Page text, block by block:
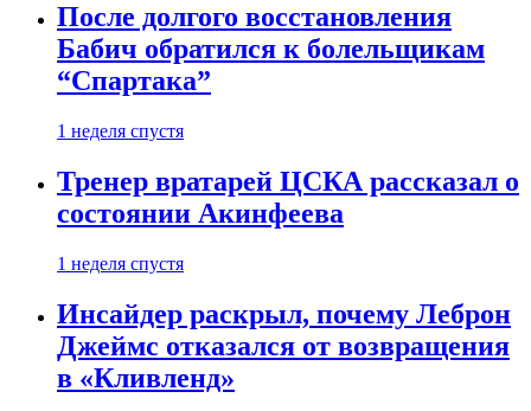
После долгого восстановления
Бабич обратился к болельщикам
“Спартака”
1 неделя спустя
Тренер вратарей ЦСКА рассказал о
состоянии Акинфеева
1 неделя спустя
Инсайдер раскрыл, почему Леброн
Джеймс отказался от возвращения
в «Кливленд»